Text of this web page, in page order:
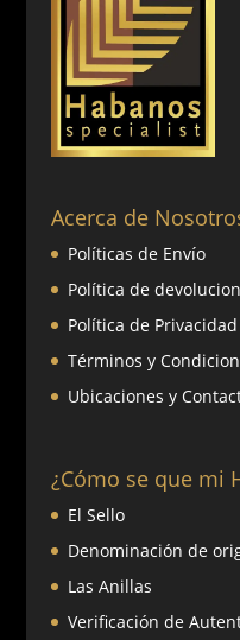
Acerca de
Políticas de Envío
Política de
Política de Privacidad
Términos y
Ubicaciones y
¿Cómo se que mi
El Sello
Denominación de
Las Anillas
Verificación de